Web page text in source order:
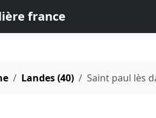
france
Landes (40) Saint paul lès